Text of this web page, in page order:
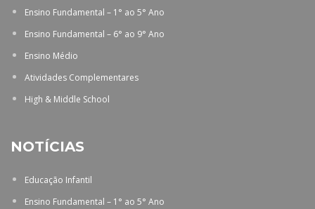
Ensino Fundamental – 1° ao 5° Ano
Ensino Fundamental – 6° ao 9° Ano
Ensino Médio
Atividades Complementares
High & Middle School
NOTÍCIAS
Educação Infantil
Ensino Fundamental – 1° ao 5° Ano